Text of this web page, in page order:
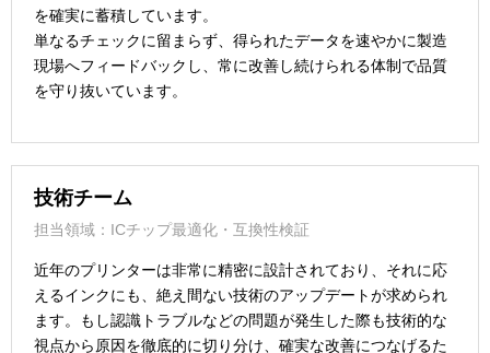
を確実に蓄積しています。
単なるチェックに留まらず、得られたデータを速やかに製造
現場へフィードバックし、常に改善し続けられる体制で品質
を守り抜いています。
技術チーム
担当領域：ICチップ最適化・互換性検証
近年のプリンターは非常に精密に設計されており、それに応
えるインクにも、絶え間ない技術のアップデートが求められ
ます。もし認識トラブルなどの問題が発生した際も技術的な
視点から原因を徹底的に切り分け、確実な改善につなげるた